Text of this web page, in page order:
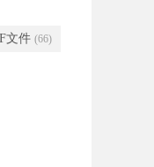
文件 (66)